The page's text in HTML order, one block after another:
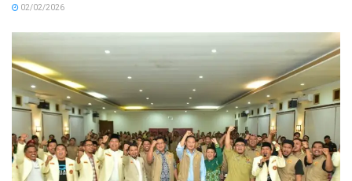
02/02/2026